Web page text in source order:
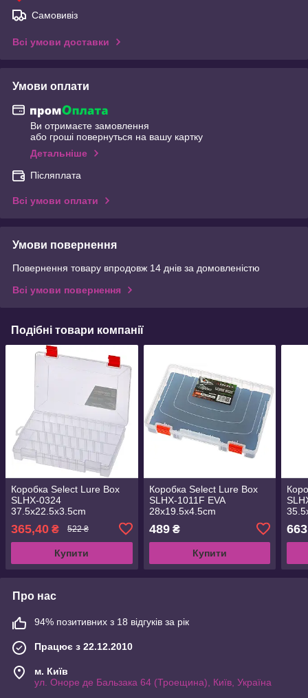
Самовивіз
Всі умови доставки
Умови оплати
Ви отримаєте замовлення
або гроші повернуться на вашу картку
Детальніше
Післяплата
Всі умови оплати
Умови повернення
Повернення товару впродовж 14 днів за домовленістю
Всі умови повернення
Подібні товари компанії
Коробка Select Lure Box
SLHX-0324
37.5х22.5х3.5cm
365,40 ₴ 522 ₴
Купити
Коробка Select Lure Box
SLHX-1011F EVA
28х19.5х4.5cm
489₴
Купити
663
Про нас
94% позитивних з 18 відгуків за рік
Працює з 22.12.2010
м. Київ
ул. Оноре де Бальзака 64 (Троещина), Київ, Україна